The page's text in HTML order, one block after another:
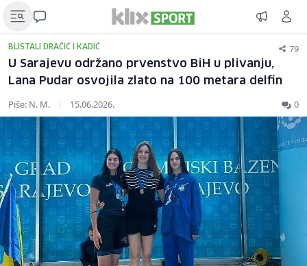
BLISTALI DRAČIĆ I KADIĆ 79
U Sarajevu održano prvenstvo BiH u plivanju,
Lana Pudar osvojila zlato na 100 metara delfin
Piše: N. M. | 15.06.2026. 0